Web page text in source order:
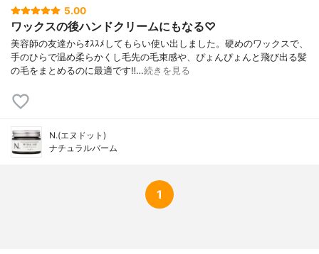
5.00
ワックスの後ハンドクリームにもなる♡
美容師の友達からｵｽｽﾒしてもらい使い出しました。硬めのワックスで、
手のひらで温め柔らかくし毛先の毛束感や、ぴょんぴょんと飛び出る髪
の毛をまとめるのに最適です‼…続きを見る
N.(エヌドット)
ナチュラルバーム
1